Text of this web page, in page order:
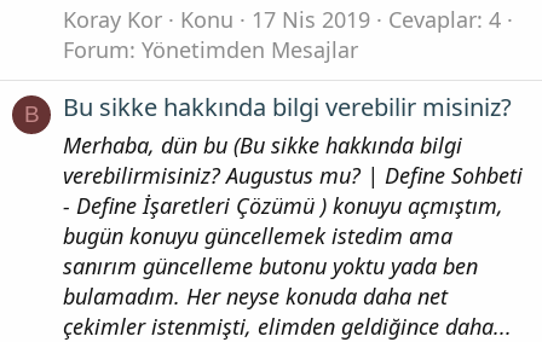
Koray Kor
Konu 17 Nis 2019
Cevaplar: 4
Forum: Yönetimden Mesajlar
B Bu sikke hakkında bilgi verebilir misiniz?
Merhaba, dün bu (Bu sikke hakkında bilgi
verebilirmisiniz? Augustus mu? | Define Sohbeti
- Define İşaretleri Çözümü ) konuyu açmıştım,
bugün konuyu güncellemek istedim ama
sanırım güncelleme butonu yoktu yada ben
bulamadım. Her neyse konuda daha net
çekimler istenmişti, elimden geldiğince daha...